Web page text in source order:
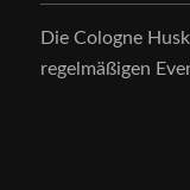
Die Cologne
regelmäßigen